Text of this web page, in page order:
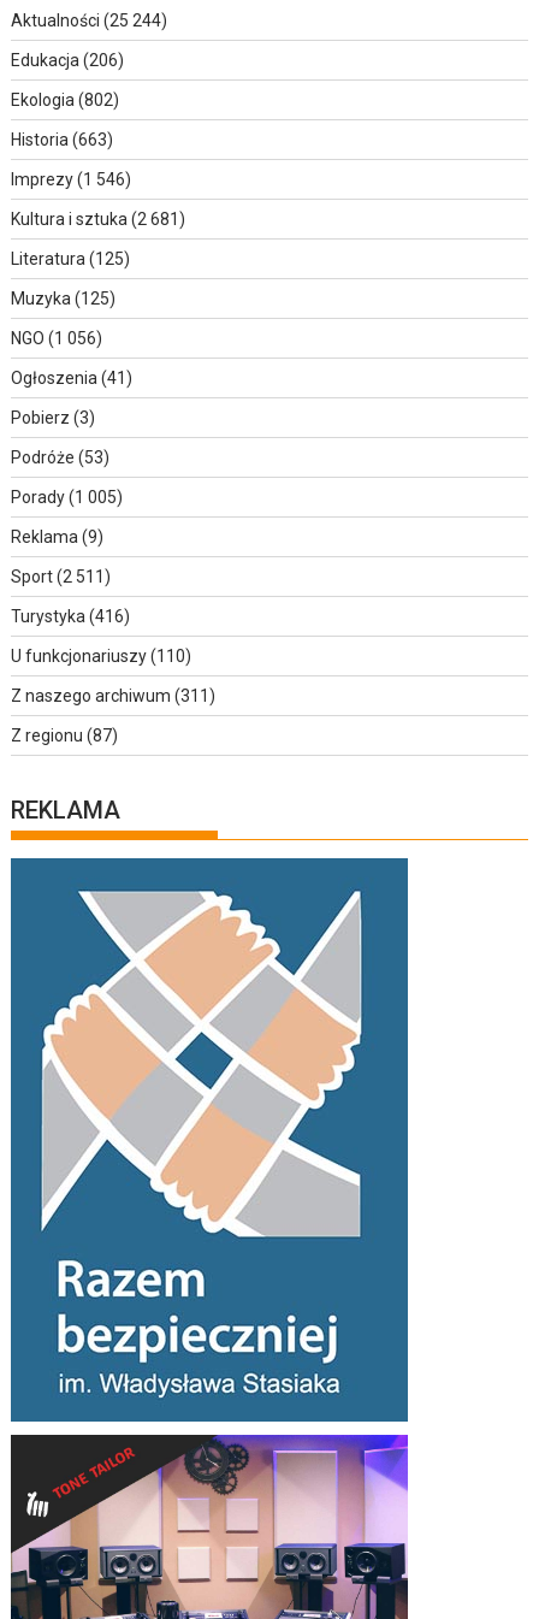
Aktualności (25 244)
Edukacja (206)
Ekologia (802)
Historia (663)
Imprezy(1 546)
Kultura i sztuka (2 681)
Literatura (125)
Muzyka (125)
NGO (1 056)
Ogłoszenia (41)
Pobierz (3)
Podróże (53)
Porady(1 005)
Reklama (9)
Sport(2 511)
Turystyka (416)
U funkcjonariuszy(110)
Z naszego archiwum (311)
Z regionu (87)
REKLAMA